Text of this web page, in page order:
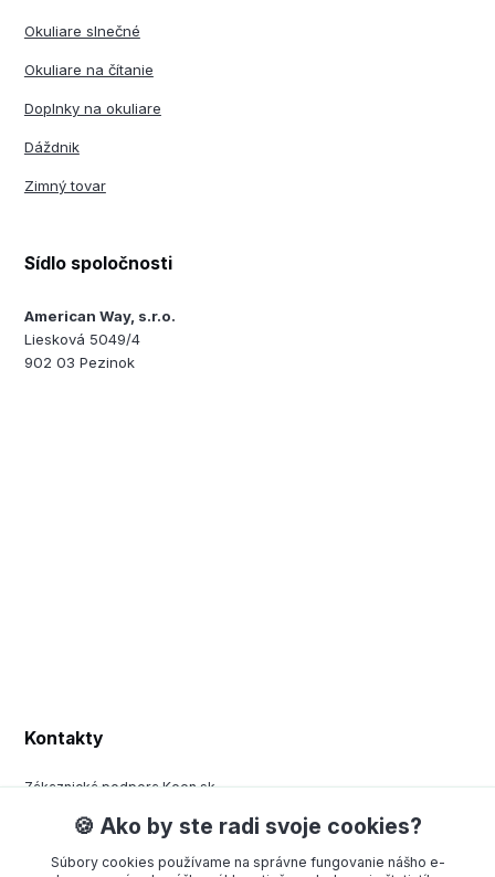
Okuliare slnečné
Okuliare na čítanie
Doplnky na okuliare
Dáždnik
Zimný tovar
Sídlo spoločnosti
American Way, s.r.o.
Liesková 5049/4
902 03 Pezinok
Kontakty
Zákaznická podpora Keen.sk
+420 377 443 970
(Po-Pá, 8-15 hod.)
🍪 Ako by ste radi svoje cookies?
Súbory cookies používame na správne fungovanie nášho e-